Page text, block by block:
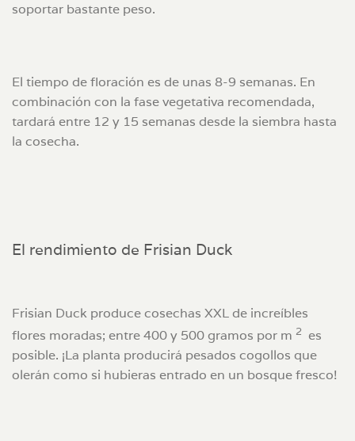
soportar bastante peso.
El tiempo de floración es de unas 8-9 semanas. En
combinación con la fase vegetativa recomendada,
tardará entre 12 y 15 semanas desde la siembra hasta
la cosecha.
El rendimiento de Frisian Duck
Frisian Duck produce cosechas XXL de increíbles
flores moradas; entre 400 y 500 gramos por m 2 es
posible. ¡La planta producirá pesados ​​cogollos que
olerán como si hubieras entrado en un bosque fresco!